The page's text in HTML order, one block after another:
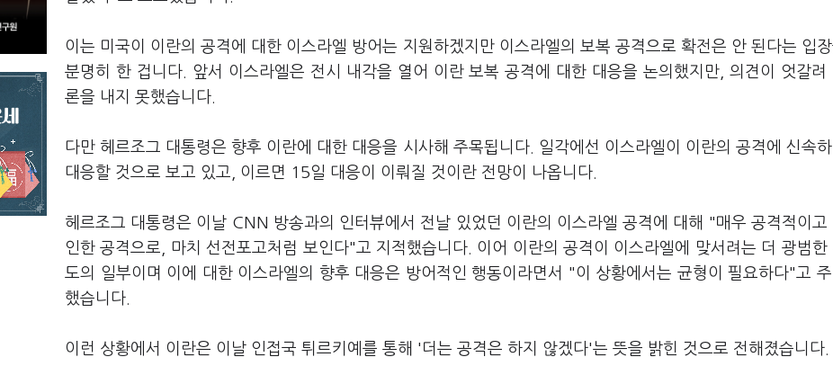
이는 미국이 이란의 공격에 대한 이스라엘 방어는 지원하겠지만 이스라엘의 보복 공격으로 확전은 안 된다는 입
분명히 한 겁니다. 앞서 이스라엘은 전시 내각을 열어 이란 보복 공격에 대한 대응을 논의했지만, 의견이 엇갈려
론을 내지 못했습니다.
다만 헤르조그 대통령은 향후 이란에 대한 대응을 시사해 주목됩니다. 일각에선 이스라엘이 이란의 공격에 신속하
대응할 것으로 보고 있고, 이르면 15일 대응이 이뤄질 것이란 전망이 나옵니다.
헤르조그 대통령은 이날 CNN 방송과의 인터뷰에서 전날 있었던 이란의 이스라엘 공격에 대해 "매우 공격적이고
인한 공격으로, 마치 선전포고처럼 보인다"고 지적했습니다. 이어 이란의 공격이 이스라엘에 맞서려는 더 광범한
도의 일부이며 이에 대한 이스라엘의 향후 대응은 방어적인 행동이라면서 "이 상황에서는 균형이 필요하다"고
했습니다.
이런 상황에서 이란은 이날 인접국 튀르키예를 통해 '더는 공격은 하지 않겠다'는 뜻을 밝힌 것으로 전해졌습니다.